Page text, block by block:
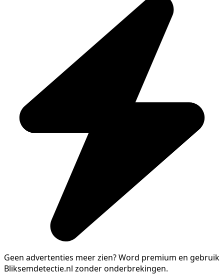
Geen advertenties meer zien?Word premium en gebruik
Bliksemdetectie.nl zonder onderbrekingen.